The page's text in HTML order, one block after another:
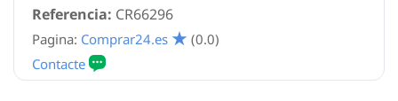
Referencia: CR66296
Pagina: Comprar24.es (0.0)